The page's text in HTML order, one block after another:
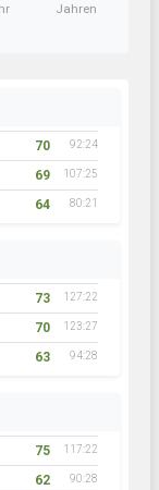
Jahren
70 92:24
69 107:25
64 80:21
73 127:22
70 123:27
63 94:28
75 117:22
62 90:28